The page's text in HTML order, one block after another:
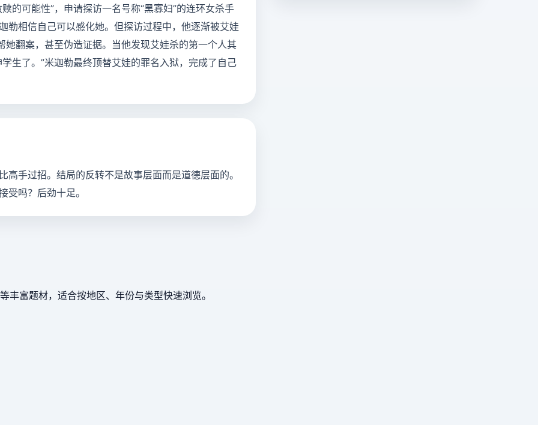
的可能性”，申请探访一名号称“黑寡妇”的连环女杀手
勒相信自己可以感化她。但探访过程中，他逐渐被艾娃
她翻案，甚至伪造证据。当他发现艾娃杀的第一个人其
生了。”米迦勒最终顶替艾娃的罪名入狱，完成了自己
手过招。结局的反转不是故事层面而是道德层面的。
受吗？后劲十足。
富题材，适合按地区、年份与类型快速浏览。